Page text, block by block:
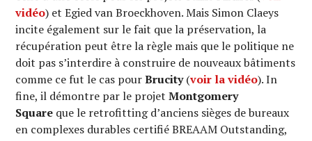
vidéo) et Egied van Broeckhoven. Mais Simon Claeys
incite également sur le fait que la préservation, la
récupération peut être la règle mais que le politique ne
doit pas s’interdire à construire de nouveaux bâtiments
comme ce fut le cas pourBrucity(voir la vidéo). In
fine, il démontre par le projetMontgomery
Square que le retrofitting d’anciens sièges de bureaux
en complexes durables certifié BREAAM Outstanding,